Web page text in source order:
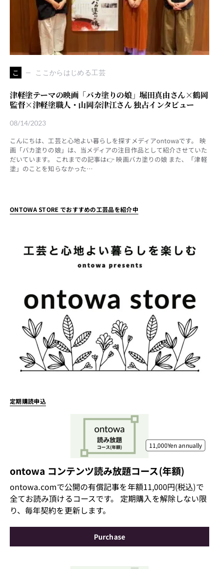
こ ここからはじめる工芸
津軽塗テーマの映画「バカ塗りの娘」堀田真由さん×鶴岡
監督×津軽塗職人・山岡奈津江さん 独占インタビュー
08/14/2023
こんにちは、工芸と心地よい暮らしを探すメディアontowaです。 映
画「バカ塗りの娘」は、当メディアの注目作品として紹介させていた
だいています。 これまでの記事は👉 映画バカ塗りの娘 また、「津軽
塗」のことを知らなかった…
ONTOWA STORE でおすすめの工芸品を紹介中
定期購読申込
11,000Yenannually
ontowa コンテンツ読み放題コース(年額)
ontowa.comで公開の有償記事を年額11,000円(税込)で
全てお読み頂けるコースです。 定期購入を解除しない限
り、毎年契約を更新します。
Purchase